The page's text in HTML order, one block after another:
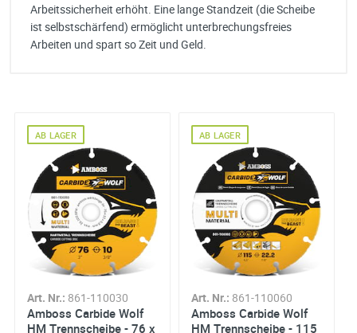
Arbeitssicherheit erhöht. Eine lange Standzeit (die Scheibe
ist selbstschärfend) ermöglicht unterbrechungsfreies
Arbeiten und spart so Zeit und Geld.
Hohe Schnittgeschwindigkeit
Rückschlagfreies Arbeiten
Universell einsetzbar - ideal für die Baustelle
Lange Standzeit bei vorgeschriebener Nutzung
Selbststschärfend (Scheibe arbeitet in beide
Drehrichtungen)
Dünne Schnitte
Art. Nr.: 861-110030
Amboss Carbide Wolf
HM Trennscheibe - 76 x
AB LAGER
Art. Nr.: 861-110060
Amboss Carbide Wolf
HM Trennscheibe - 115
AB LAGER